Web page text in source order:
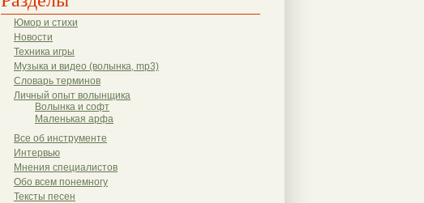
Юмор и стихи
Новости
Техника игры
Музыка и видео (волынка, mp3)
Словарь терминов
Личный опыт волынщика
Волынка и софт
Маленькая арфа
Все об инструменте
Интервью
Мнения специалистов
Обо всем понемногу
Тексты песен